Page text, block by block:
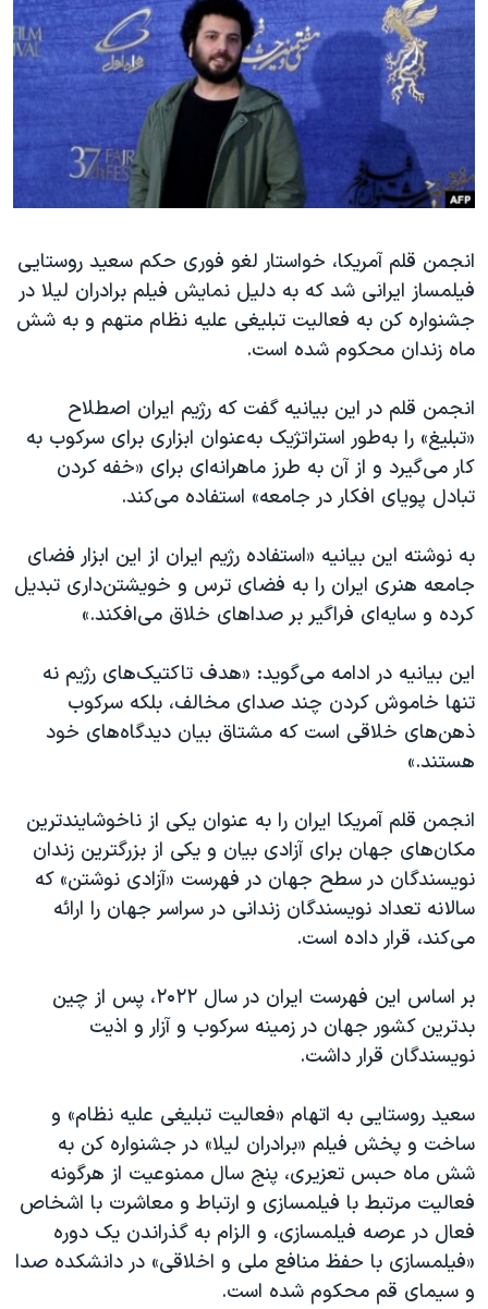
فرهنگ و زندگی
حقوق شهروندی
اقتصادی
علم و فناوری
اسرائیل در جنگ
آرشیو پخش زنده
مستندها
انتخابات ریاست جمهوری آمریکا ۲۰۲۴
حمله جمهوری اسلامی به اسرائیل
رمز مهسا
ورزش زنان در ایران
مجموعه مستندهای دادخواهی
تریبونال مردمی آبان ۹۸
دادگاه حمید نوری
قانون شفافیت دارائی کادر رهبری ایران
اعتراضات مردمی آبان ۹۸
اسرائیل در جنگ
همایش محافظه‌کاران آمریکا «سی‌پک»
صفحه‌های ویژه
دنبال کنید
زبانهای مختلف
انجمن قلم آمریکا، خواستار لغو فوری حکم سعید روستایی
فیلمساز ایرانی شد که به دلیل نمایش فیلم برادران لیلا در
جشنواره کن به فعالیت تبلیغی علیه نظام متهم و به شش
ماه زندان محکوم شده است.
انجمن قلم در این بیانیه گفت که رژیم ایران اصطلاح
«تبلیغ» را به‌طور استراتژیک به‌عنوان ابزاری برای سرکوب به
کار می‌گیرد و از آن به طرز ماهرانه‌ای برای «خفه کردن
تبادل پویای افکار در جامعه» استفاده می‌کند.
به نوشته این بیانیه «استفاده رژیم ایران از این ابزار فضای
جامعه هنری ایران را به فضای ترس و خویشتن‌داری تبدیل
کرده و سایه‌ای فراگیر بر صداهای خلاق می‌افکند.»
این بیانیه در ادامه می‌گوید: «هدف تاکتیک‌های رژیم نه
تنها خاموش کردن چند صدای مخالف، بلکه سرکوب
ذهن‌های خلاقی است که مشتاق بیان دیدگاه‌های خود
هستند.»
انجمن قلم آمریکا ایران را به عنوان یکی از ناخوشایندترین
مکان‌های جهان برای آزادی بیان و یکی از بزرگترین زندان
نویسندگان در سطح جهان در فهرست «آزادی نوشتن» که
سالانه تعداد نویسندگان زندانی در سراسر جهان را ارائه
می‌کند، قرار داده است.
بر اساس این فهرست ایران در سال ۲۰۲۲، پس از چین
بدترین کشور جهان در زمینه سرکوب و آزار و اذیت
نویسندگان قرار داشت.
سعید روستایی به اتهام «فعالیت تبلیغی علیه نظام» و
ساخت و پخش فیلم «برادران لیلا» در جشنواره کن به
شش ماه حبس تعزیری، پنج سال ممنوعیت از هرگونه
فعالیت‌ مرتبط با فیلمسازی و ارتباط و معاشرت با اشخاص
فعال در عرصه فیلمسازی، و الزام به گذراندن یک دوره
«فیلمسازی با حفظ منافع ملی و اخلاقی» در دانشکده صدا
و سیمای قم محکوم شده است.